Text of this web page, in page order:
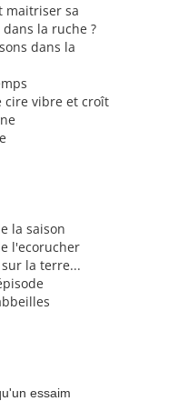
maitriser sa
la ruche ?
dans la
cire vibre et croît
la saison
l'ecorucher
la terre...
essaim